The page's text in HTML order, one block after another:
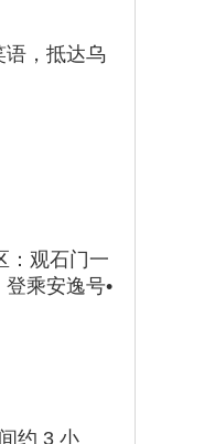
语，抵达乌
：观石门一
乘安逸号•
约 3 小